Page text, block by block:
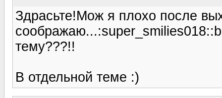
Здрасьте!Мож я плохо после
тему???!!
В отдельной теме :)